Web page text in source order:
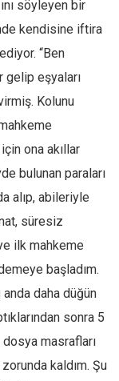
söyleyen bir
kendisine iftira
“Ben
eşyaları
Kolunu
ona akıllar
bulunan paraları
alıp, abileriyle
süresiz
ilk mahkeme
başladım.
daha düğün
sonra 5
masrafları
kaldım. Şu